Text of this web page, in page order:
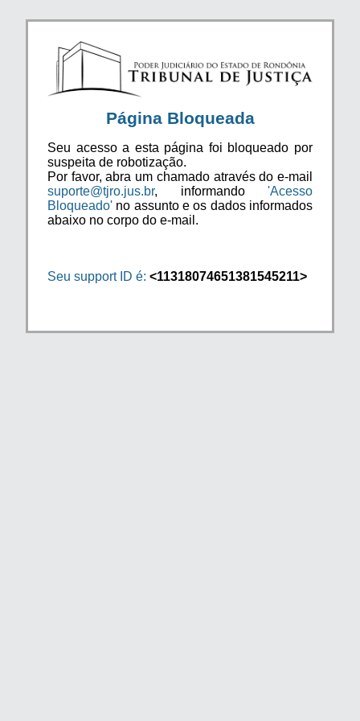
Página Bloqueada
Seu acesso a esta página foi bloqueado por
suspeita de robotização.
Por favor, abra um chamado através do e-mail
suporte@tjro.jus.br, informando 'Acesso
Bloqueado' no assunto e os dados informados
abaixo no corpo do e-mail.
Seu support ID é: <11318074651381545211>